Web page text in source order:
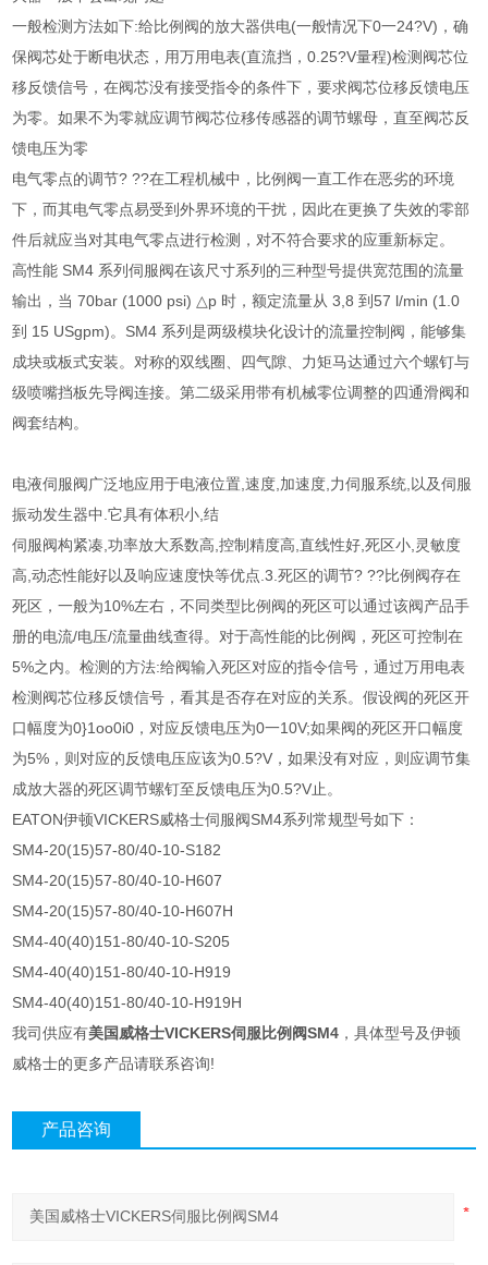
一般检测方法如下:给比例阀的放大器供电(一般情况下0一24?V)，确
保阀芯处于断电状态，用万用电表(直流挡，0.25?V量程)检测阀芯位
移反馈信号，在阀芯没有接受指令的条件下，要求阀芯位移反馈电压
为零。如果不为零就应调节阀芯位移传感器的调节螺母，直至阀芯反
馈电压为零
电气零点的调节? ??在工程机械中，比例阀一直工作在恶劣的环境
下，而其电气零点易受到外界环境的干扰，因此在更换了失效的零部
件后就应当对其电气零点进行检测，对不符合要求的应重新标定。
高性能 SM4 系列伺服阀在该尺寸系列的三种型号提供宽范围的流量
输出，当 70bar (1000 psi) △p 时，额定流量从 3,8 到57 l/min (1.0
到 15 USgpm)。SM4 系列是两级模块化设计的流量控制阀，能够集
成块或板式安装。对称的双线圈、四气隙、力矩马达通过六个螺钉与
级喷嘴挡板先导阀连接。第二级采用带有机械零位调整的四通滑阀和
阀套结构。
电液伺服阀广泛地应用于电液位置,速度,加速度,力伺服系统,以及伺服
振动发生器中.它具有体积小,结
伺服阀构紧凑,功率放大系数高,控制精度高,直线性好,死区小,灵敏度
高,动态性能好以及响应速度快等优点.3.死区的调节? ??比例阀存在
死区，一般为10%左右，不同类型比例阀的死区可以通过该阀产品手
册的电流/电压/流量曲线查得。对于高性能的比例阀，死区可控制在
5%之内。检测的方法:给阀输入死区对应的指令信号，通过万用电表
检测阀芯位移反馈信号，看其是否存在对应的关系。假设阀的死区开
口幅度为0}1oo0i0，对应反馈电压为0一10V;如果阀的死区开口幅度
为5%，则对应的反馈电压应该为0.5?V，如果没有对应，则应调节集
成放大器的死区调节螺钉至反馈电压为0.5?V止。
EATON伊顿VICKERS威格士伺服阀SM4系列常规型号如下：
SM4-20(15)57-80/40-10-S182
SM4-20(15)57-80/40-10-H607
SM4-20(15)57-80/40-10-H607H
SM4-40(40)151-80/40-10-S205
SM4-40(40)151-80/40-10-H919
SM4-40(40)151-80/40-10-H919H
我司供应有美国威格士VICKERS伺服比例阀SM4 ，具体型号及伊顿
威格士的更多产品请联系咨询!
产品咨询